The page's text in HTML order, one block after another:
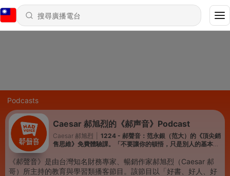
Podcasts
Caesar 郝旭烈的《郝声音》Podcast
Caesar 郝旭烈
1224 - 郝聲音：范永銀（范大）的《頂尖銷
售思維》免費體驗課。「不要讓你的頓悟，只是別人的基本
《郝聲音》是由台灣知名財務專家、暢銷作家郝旭烈（Caesar 郝
哥）所主持的教育與學習類播客節目。該節目以「好書、好人、好